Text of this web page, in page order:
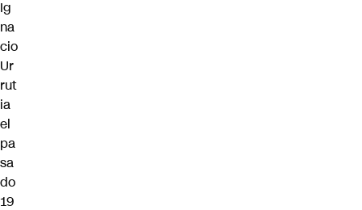
Ig
na
cio
Ur
rut
ia
el
pa
sa
do
19